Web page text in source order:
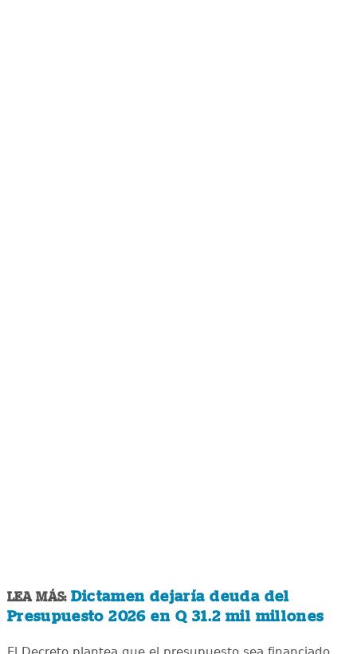
LEA MÁS: Dictamen dejaría deuda del
Presupuesto 2026 en Q 31.2 mil millones